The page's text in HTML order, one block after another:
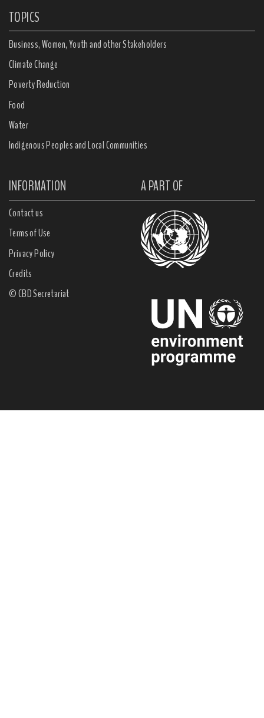
TOPICS
Business, Women, Youth and other Stakeholders
Climate Change
Poverty Reduction
Food
Water
Indigenous Peoples and Local Communities
INFORMATION A PART OF
Contact us
Terms of Use
Privacy Policy
Credits
© CBD Secretariat